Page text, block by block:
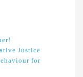
Justice
for